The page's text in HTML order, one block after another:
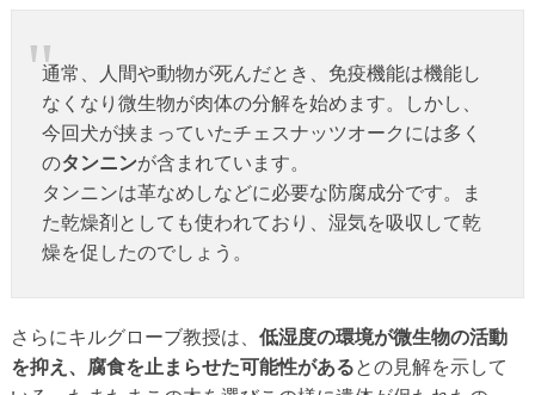
通常、人間や動物が死んだとき、免疫機能は機能し
なくなり微生物が肉体の分解を始めます。しかし、
今回犬が挟まっていたチェスナッツオークには多く
のタンニンが含まれています。
タンニンは革なめしなどに必要な防腐成分です。ま
た乾燥剤としても使われており、湿気を吸収して乾
燥を促したのでしょう。
さらにキルグローブ教授は、 低湿度の環境が微生物の活動
を抑え、腐食を止まらせた可能性があるとの見解を示して